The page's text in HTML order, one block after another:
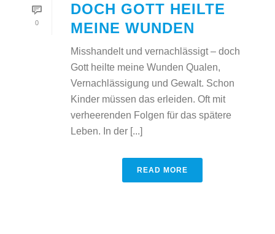
0
DOCH GOTT HEILTE
MEINE WUNDEN
Misshandelt und vernachlässigt – doch
Gott heilte meine Wunden Qualen,
Vernachlässigung und Gewalt. Schon
Kinder müssen das erleiden. Oft mit
verheerenden Folgen für das spätere
Leben. In der [...]
READ MORE